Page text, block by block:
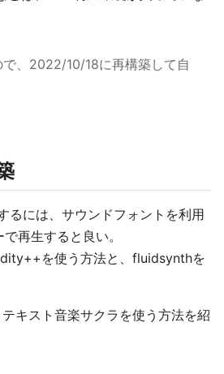
、2022/10/18に再構築して自
るには、サウンドフォントを利用
再生すると良い。
を使う方法と、fluidsynthを
キスト音楽サクラを使う方法を紹